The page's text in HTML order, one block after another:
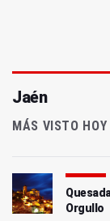
Jaén
MÁS VISTO HOY
Orgullo